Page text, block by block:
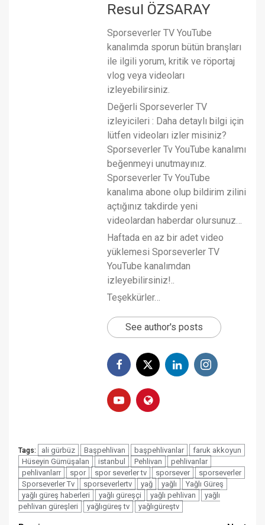
Resul ÖZSARAY
Sporseverler TV YouTube
kanalımda sporun bütün branşları
ile ilgili yorum, kritik ve röportaj
vlog veya videoları
izleyebilirsiniz.
Değerli Sporseverler TV
izleyicileri : Daha detaylı bilgi için
lütfen videoları izler misiniz?
Sporseverler Tv YouTube kanalımı
beğenmeyi unutmayınız.
Sporseverler Tv YouTube
kanalıma abone olup bildirim zilini
açtığınız takdirde yeni
videolardan haberdar olursunuz…
Haftada en az bir adet video
yüklemesi Sporseverler TV
YouTube kanalımdan
izleyebilirsiniz!..
Teşekkürler…
See author's posts
Tags: ali gürbüz Başpehlivan başpehlivanlar
faruk akkoyun
Hüseyin Gümüşalan
istanbul Pehlivan
pehlivanlar
pehlivanlarr
spor spor severler tv sporsever
sporseverler
Sporseverler Tv
sporseverlertv yağ yağlı
Yağlı Güreş
yağlı güreş haberleri
yağlı güreşçi yağlı pehlivan
yağlı
pehlivan güreşleri
yağlıgüreş tv yağlıgüreştv